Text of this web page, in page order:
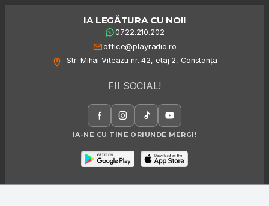
IA LEGĂTURA CU NOI!
0722.210.202
office@playradio.ro
Str. Mihai Viteazu nr. 42, etaj 2, Constanța
FII SOCIAL!
IA-NE CU TINE ORIUNDE MERGI!